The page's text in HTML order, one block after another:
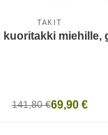
TAKIT
kuoritakki miehille,
141,80 €69,90 €